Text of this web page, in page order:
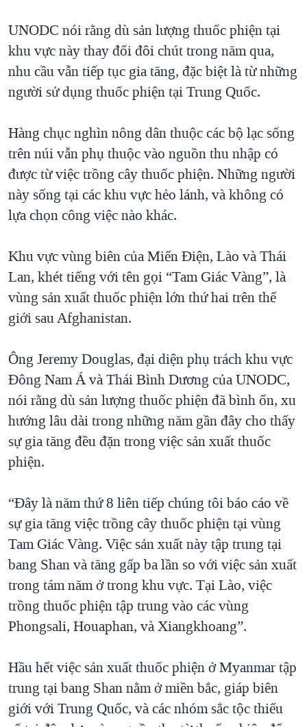
UNODC nói rằng dù sản lượng thuốc phiện tại
khu vực này thay đổi đôi chút trong năm qua,
nhu cầu vẫn tiếp tục gia tăng, đặc biệt là từ những
người sử dụng thuốc phiện tại Trung Quốc.
Hàng chục nghìn nông dân thuộc các bộ lạc sống
trên núi vẫn phụ thuộc vào nguồn thu nhập có
được từ việc trồng cây thuốc phiện. Những người
này sống tại các khu vực hẻo lánh, và không có
lựa chọn công việc nào khác.
Khu vực vùng biên của Miến Điện, Lào và Thái
Lan, khét tiếng với tên gọi “Tam Giác Vàng”, là
vùng sản xuất thuốc phiện lớn thứ hai trên thế
giới sau Afghanistan.
Ông Jeremy Douglas, đại diện phụ trách khu vực
Đông Nam Á và Thái Bình Dương của UNODC,
nói rằng dù sản lượng thuốc phiện đã bình ổn, xu
hướng lâu dài trong những năm gần đây cho thấy
sự gia tăng đều đặn trong việc sản xuất thuốc
phiện.
“Đây là năm thứ 8 liên tiếp chúng tôi báo cáo về
sự gia tăng việc trồng cây thuốc phiện tại vùng
Tam Giác Vàng. Việc sản xuất này tập trung tại
bang Shan và tăng gấp ba lần so với việc sản xuất
trong tám năm ở trong khu vực. Tại Lào, việc
trồng thuốc phiện tập trung vào các vùng
Phongsali, Houaphan, và Xiangkhoang”.
Hầu hết việc sản xuất thuốc phiện ở Myanmar tập
trung tại bang Shan nằm ở miền bắc, giáp biên
giới với Trung Quốc, và các nhóm sắc tộc thiểu